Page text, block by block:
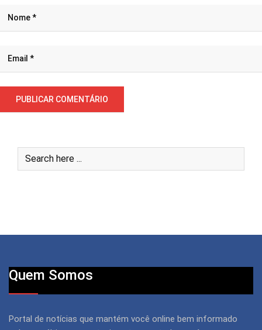
Quem Somos
Portal de notícias que mantém você online bem informado